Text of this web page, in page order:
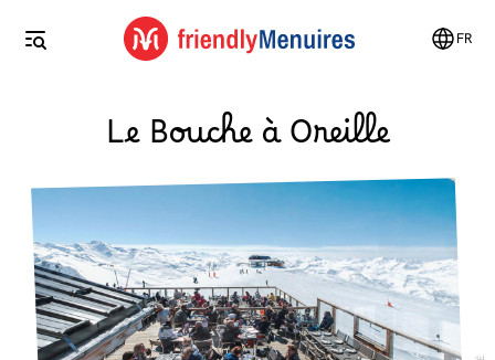
FR
Le Bouche à Oreille